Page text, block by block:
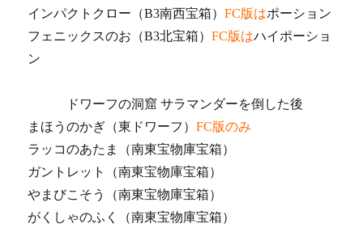
インパクトクロー（B3南西宝箱）FC版はポーション
フェニックスのお（B3北宝箱）FC版はハイポーショ
ン
ドワーフの洞窟 サラマンダーを倒した後
まほうのかぎ（東ドワーフ）FC版のみ
ラッコのあたま（南東宝物庫宝箱）
ガントレット（南東宝物庫宝箱）
やまびこそう（南東宝物庫宝箱）
がくしゃのふく（南東宝物庫宝箱）